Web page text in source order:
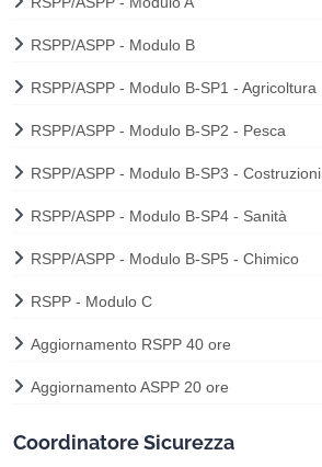
RSPP/ASPP - Modulo B
RSPP/ASPP - Modulo B-SP1 - Agricoltura
RSPP/ASPP - Modulo B-SP2 - Pesca
RSPP/ASPP - Modulo B-SP3 - Costruzioni
RSPP/ASPP - Modulo B-SP4 - Sanità
RSPP/ASPP - Modulo B-SP5 - Chimico
RSPP - Modulo C
Aggiornamento RSPP 40 ore
Aggiornamento ASPP 20 ore
Coordinatore Sicurezza